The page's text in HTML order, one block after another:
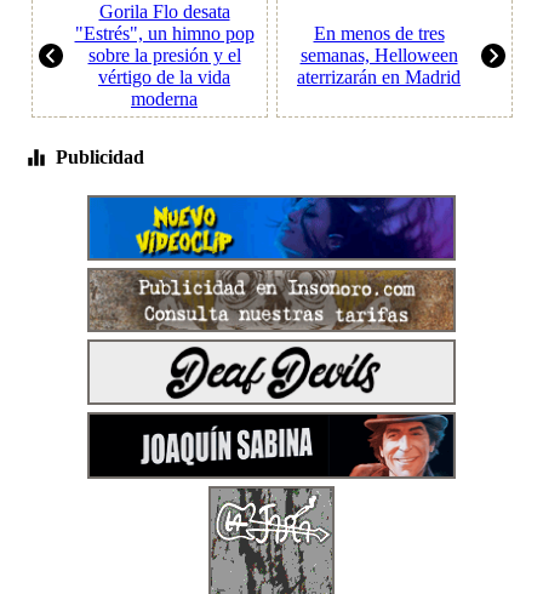
Gorila Flo desata
"Estrés", un himno pop
sobre la presión y el
vértigo de la vida
moderna
En menos de tres
semanas, Helloween
aterrizarán en Madrid
Publicidad